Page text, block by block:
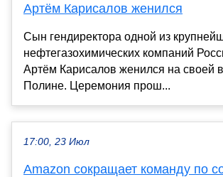
Артём Карисалов женился
Сын гендиректора одной из
нефтегазохимических компаний
Артём Карисалов женился на своей
Полине. Церемония прош...
17:00, 23 Июл
Amazon сокращает команду по